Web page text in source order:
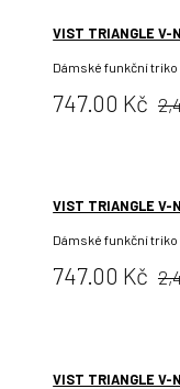
VIST TRIANGLE V-
Dámské funkční triko
Cena:
747.00 Kč
VIST TRIANGLE V-
Dámské funkční triko
Cena:
747.00 Kč
VIST TRIANGLE V-